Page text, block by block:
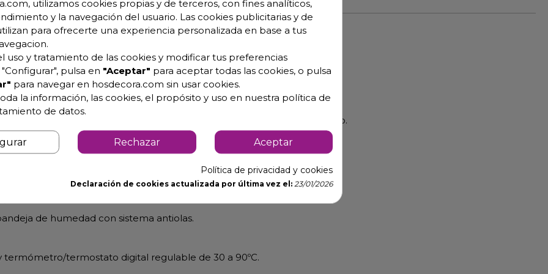
56.5 x 76 x 170 cm.
56.5 x 76 x 170 cm.
y componentes reforzados.
de gran espesor, en poliuretano de alta densidad ecológico e ignífugo.
guías de 53 o 70mm (Parrillas/bandejas no incluidas).
con esquinas redondeadas, extraíble.
de humedad con sistema antiolas.
termostato digital regulable de 30 a 90ºC.
utilizamos cookies propias y de terceros, con fines analíticos,
y la navegación del usuario. Las cookies publicitarias y de
para ofrecerte una experiencia personalizada en base a tus
uso y tratamiento de las cookies y modificar tus preferencias
pulsa en "Aceptar" para aceptar todas las cookies, o pulsa
para navegar en hosdecora.com sin usar cookies.
la información, las cookies, el propósito y uso en nuestra política de
de datos.
Rechazar Aceptar
Política de privacidad y cookies
Declaración de cookies actualizada por última vez el: 23/01/2026